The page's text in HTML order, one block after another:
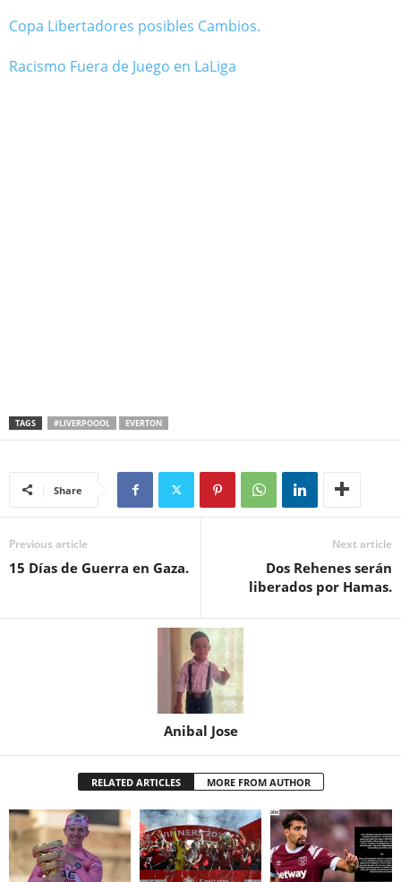
Copa Libertadores posibles Cambios.
Racismo Fuera de Juego en LaLiga
TAGS #LIVERPOOOL EVERTON
Share
Previous article
15 Días de Guerra en Gaza.
Next article
Dos Rehenes serán
liberados por Hamas.
Anibal Jose
RELATED ARTICLES MORE FROM AUTHOR